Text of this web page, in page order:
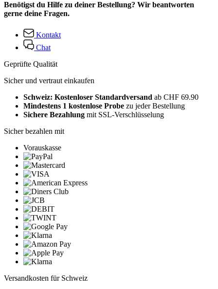
Benötigst du Hilfe zu deiner Bestellung? Wir beantworten
gerne deine Fragen.
Kontakt
Chat
Geprüfte Qualität
Sicher und vertraut einkaufen
Schweiz: Kostenloser Standardversand ab CHF 69.90
Mindestens 1 kostenlose Probe zu jeder Bestellung
Sichere Bezahlung mit SSL-Verschlüsselung
Sicher bezahlen mit
Vorauskasse
Versandkosten für Schweiz